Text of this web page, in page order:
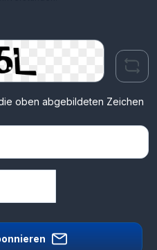
oben abgebildeten Zeichen